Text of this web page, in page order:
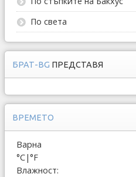
По света
БРАТ-BG ПРЕДСТАВЯ
ВРЕМЕТО
Варна
°C|°F
Влажност: